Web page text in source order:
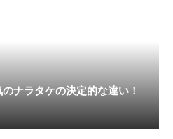
ナラタケの決定的な違い！